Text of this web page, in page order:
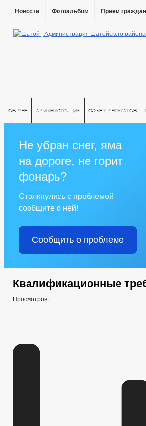
Новости Фотоальбом Прием граждан
ОБЩЕЕ АДМИНИСТРАЦИЯ СОВЕТ ДЕПУТАТОВ
Не убран снег, яма
на дороге, не горит
фонарь?
Столкнулись с проблемой —
сообщите о ней!
Сообщить о проблеме
Квалификационные
Просмотров: